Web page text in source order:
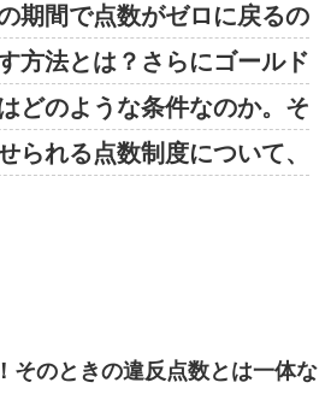
期間で点数がゼロに戻るの
方法とは？さらにゴールド
どのような条件なのか。そ
られる点数制度について、
そのときの違反点数とは一体な